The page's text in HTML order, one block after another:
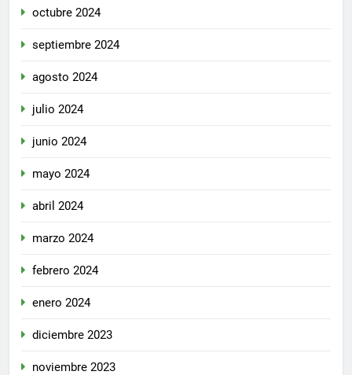
octubre 2024
septiembre 2024
agosto 2024
julio 2024
junio 2024
mayo 2024
abril 2024
marzo 2024
febrero 2024
enero 2024
diciembre 2023
noviembre 2023